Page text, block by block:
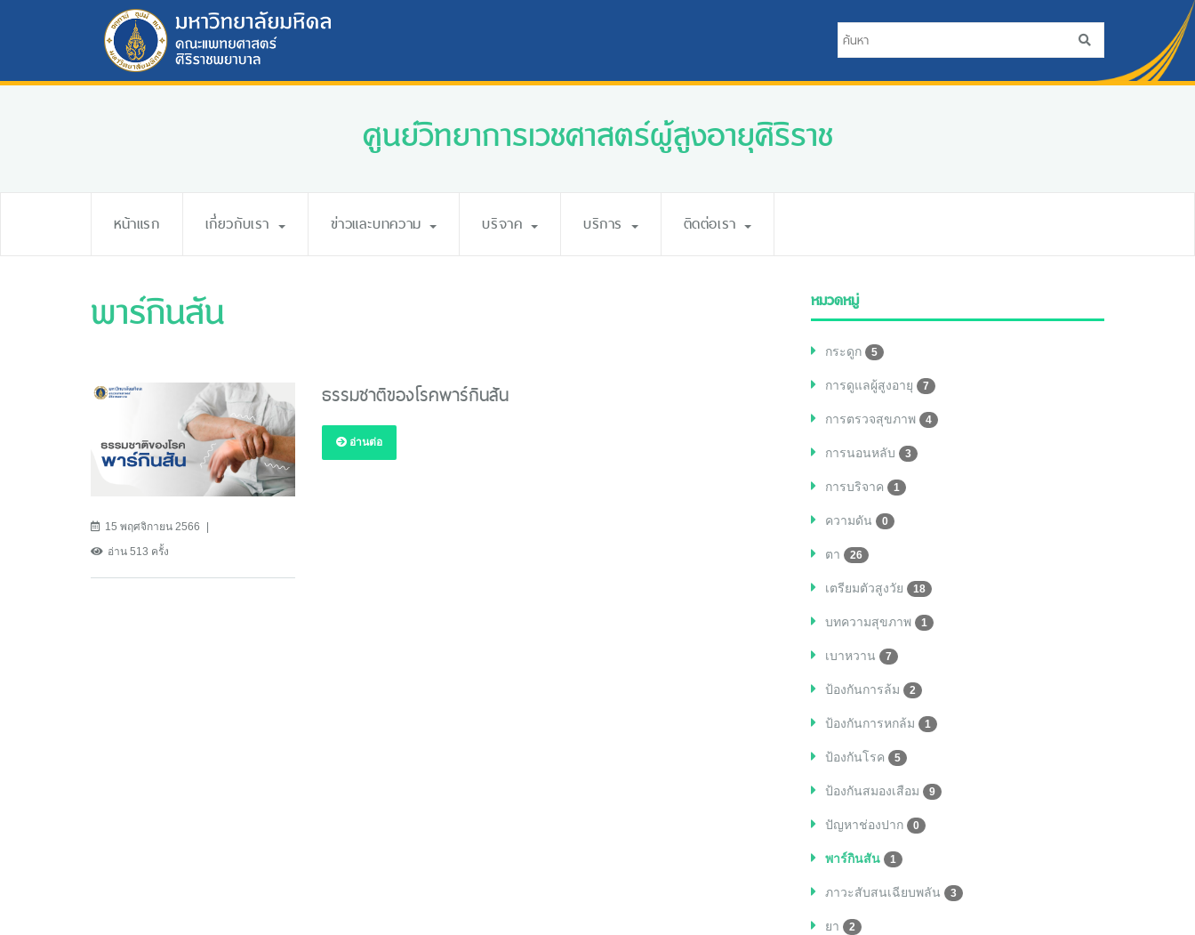
ศูนย์วิทยาการเวชศาสตร์ผู้สูงอายุศิริราช
หน้าแรก เกี่ยวกับเรา ข่าวและบทความ บริจาค บริการ ติดต่อเรา
พาร์กินสัน
15 พฤศจิกายน 2566
อ่าน 513 ครั้ง
ธรรมชาติของโรคพาร์กินสัน
อ่านต่อ
หมวดหมู่
กระดูก 5
การดูแลผู้สูงอายุ 7
การตรวจสุขภาพ 4
การนอนหลับ 3
การบริจาค 1
ความดัน 0
ตา 26
เตรียมตัวสูงวัย 18
บทความสุขภาพ 1
เบาหวาน 7
ป้องกันการล้ม 2
ป้องกันการหกล้ม 1
ป้องกันโรค 5
ป้องกันสมองเสือม 9
ปัญหาช่องปาก 0
พาร์กินสัน 1
ภาวะสับสนเฉียบพลัน 3
ยา 2